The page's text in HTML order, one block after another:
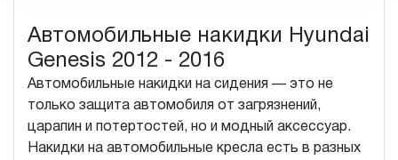
Автомобильные накидки Hyundai
Genesis 2012 - 2016
Автомобильные накидки на сидения — это не
только защита автомобиля от загрязнений,
царапин и потертостей, но и модный аксессуар.
Накидки на автомобильные кресла есть в разных